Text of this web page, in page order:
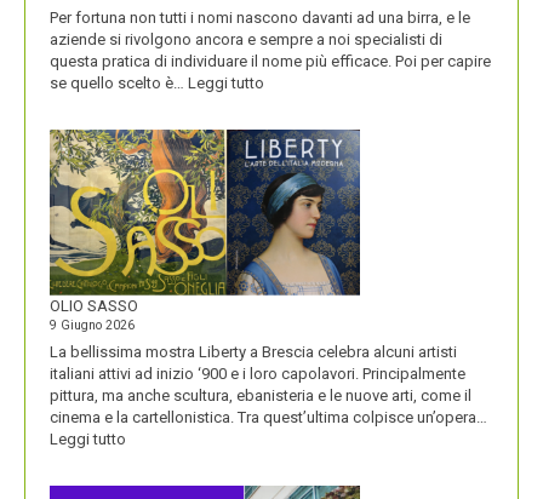
Per fortuna non tutti i nomi nascono davanti ad una birra, e le
aziende si rivolgono ancora e sempre a noi specialisti di
questa pratica di individuare il nome più efficace. Poi per capire
se quello scelto è… Leggi tutto
E
BLACKBERRY,
LA
STORIA
E
LA
VISIONE
ALL’ORIGINE
DI
NOME
OLIO SASSO
9 Giugno 2026
La bellissima mostra Liberty a Brescia celebra alcuni artisti
italiani attivi ad inizio ‘900 e i loro capolavori. Principalmente
pittura, ma anche scultura, ebanisteria e le nuove arti, come il
cinema e la cartellonistica. Tra quest’ultima colpisce un’opera…
Leggi tutto
SASSO